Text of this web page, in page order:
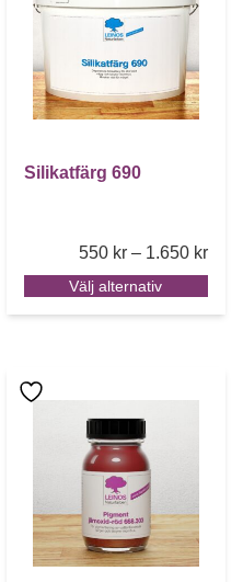
range: 110 kr through 1.250
Silikatfärg 690
550 kr – 1.650 kr
Välj alternativ
De olika
Den här produkten har